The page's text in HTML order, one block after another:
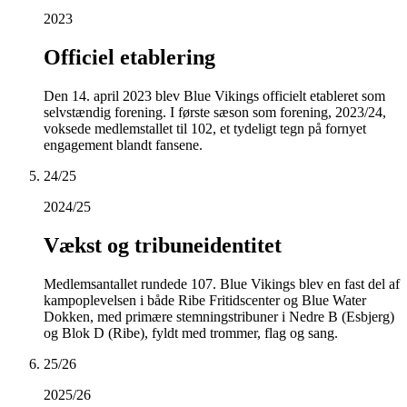
2023
Officiel etablering
Den 14. april 2023 blev Blue Vikings officielt etableret som
selvstændig forening. I første sæson som forening, 2023/24,
voksede medlemstallet til 102, et tydeligt tegn på fornyet
engagement blandt fansene.
24/25
2024/25
Vækst og tribuneidentitet
Medlemsantallet rundede 107. Blue Vikings blev en fast del af
kampoplevelsen i både Ribe Fritidscenter og Blue Water
Dokken, med primære stemningstribuner i Nedre B (Esbjerg)
og Blok D (Ribe), fyldt med trommer, flag og sang.
25/26
2025/26